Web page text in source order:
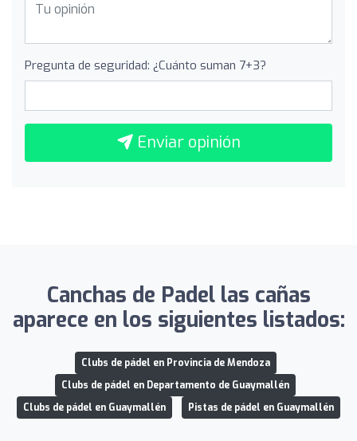
Pregunta de seguridad: ¿Cuánto suman 7+3?
Enviar opinión
Canchas de Padel las cañas
aparece en los siguientes listados:
Clubs de pádel en Provincia de Mendoza
Clubs de pádel en Departamento de Guaymallén
Clubs de pádel en Guaymallén
Pistas de pádel en Guaymallén